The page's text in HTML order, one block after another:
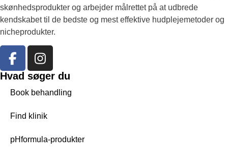
skønhedsprodukter og arbejder målrettet på at udbrede
kendskabet til de bedste og mest effektive hudplejemetoder og
nicheprodukter.
Hvad søger du
Book behandling
Find klinik
pHformula-produkter